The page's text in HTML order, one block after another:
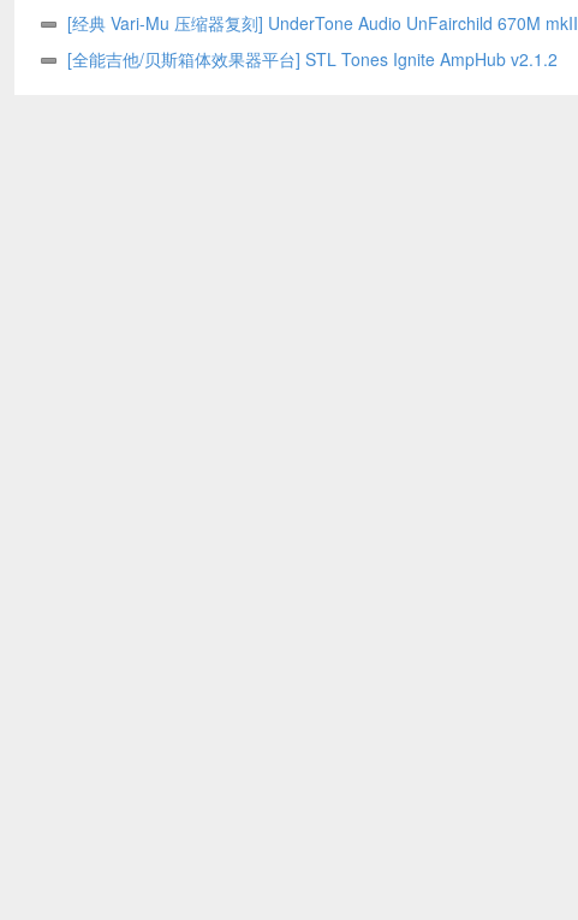
[经典 Vari-Mu 压缩器复刻] UnderTone Audio UnFairchild 670M mkII
v1.0.8 WiN/MAC – BUBBiX
[全能吉他/贝斯箱体效果器平台] STL Tones Ignite AmpHub v2.1.2